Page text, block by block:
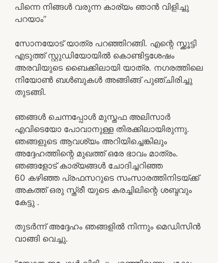
പിന്നെ നിങ്ങൾ വരുന്ന കാര്യം ഞാൻ വിളിച്ചു
പറയാം”
സോനയോട് യാത്ര പറഞ്ഞിറങ്ങി. എന്റെ സ്ക്കൂട്ടി
എടുത്ത് സ്റ്റുഡിയോയിൽ കൊണ്ടിട്ടശേഷം
അരവിയുടെ ബൈക്കിലായി യാത്ര. നഗരത്തിലെ
നിയോൺ ബൾബുകൾ അങ്ങിങ്ങ് പുഞ്ചിരിച്ചു
തുടങ്ങി.
ഞങ്ങൾ ചെന്നപ്പോൾ മുസ്തഫ അലിസാർ
എവിടെയോ പോവാനുള്ള തിരക്കിലായിരുന്നു.
ഞങ്ങളുടെ ആവശ്യം അറിയിച്ചെങ്കിലും
അദ്ദേഹത്തിന്റെ മുഖത്ത് ഒരേ ഭാവം മാത്രം.
ഞങ്ങളോട് കാര്യങ്ങൾ ചോദിച്ചറിഞ്ഞ
60 കഴിഞ്ഞ പ്രഫസറുടെ സംസാരത്തിനിടയ്ക്ക്
അകത്ത് ഒരു സ്ത്രീ യുടെ കരച്ചിലിന്റെ ശബ്ദവും
കേട്ടു .
തുടർന്ന് അദ്ദേഹം ഞങ്ങളിൽ നിന്നും മെഡിസിൻ
വാങ്ങി വെച്ചു.